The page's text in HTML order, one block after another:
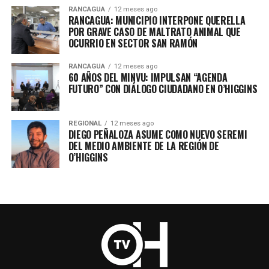
RANCAGUA 12 meses ago
RANCAGUA: MUNICIPIO INTERPONE QUERELLA
POR GRAVE CASO DE MALTRATO ANIMAL QUE
OCURRIO EN SECTOR SAN RAMÓN
RANCAGUA 12 meses ago
60 AÑOS DEL MINVU: IMPULSAN “AGENDA
FUTURO” CON DIÁLOGO CIUDADANO EN O’HIGGINS
REGIONAL 12 meses ago
DIEGO PEÑALOZA ASUME COMO NUEVO SEREMI
DEL MEDIO AMBIENTE DE LA REGIÓN DE
O’HIGGINS